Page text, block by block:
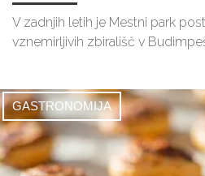
V zadnjih letih je Mestni park
vznemirljivih zbirališč v
GASTRONOMIJA